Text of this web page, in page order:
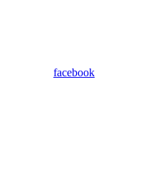
facebook